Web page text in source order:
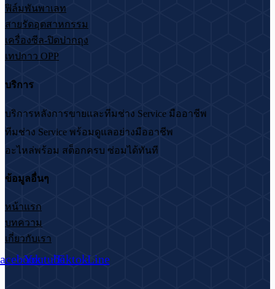
ฟิล์มพันพาเลท
สายรัดอุตสาหกรรม
เครื่องซีล-ปิดปากถุง
เทปกาว OPP
บริการ
บริการหลังการขายและทีมช่าง Service มืออาชีพ
ทีมช่าง Service พร้อมดูแลอย่างมืออาชีพ
อะไหล่พร้อม สต็อกครบ ซ่อมได้ทันที
ข้อมูลอื่นๆ
หน้าแรก
บทความ
เกี่ยวกับเรา
YoutubeTiktokLine